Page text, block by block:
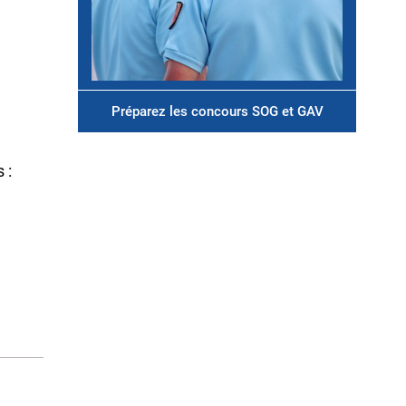
:
Préparez les concours SOG et GAV